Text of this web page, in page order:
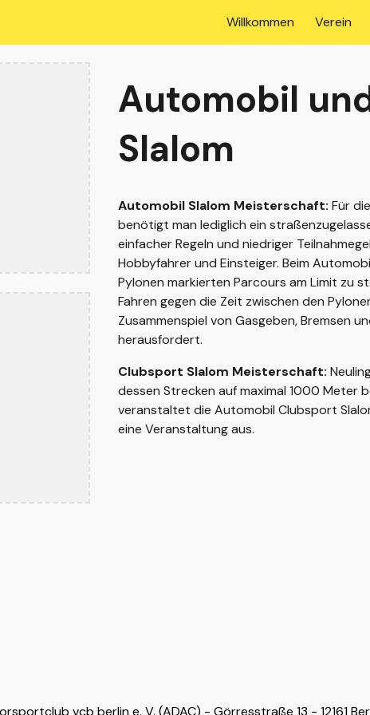
Skip to navigation
Willkommen Verein
Automobil
Slalom
Automobil Slalom Meisterschaft:Für
benötigt man lediglich ein
einfacher Regeln und niedriger
Hobbyfahrer und Einsteiger. Beim
Pylonen markierten Parcours am Limit zu
Fahren gegen die Zeit zwischen den
Zusammenspiel von Gasgeben, Bremsen
herausfordert.
Clubsport Slalom Meisterschaft:
dessen Strecken auf maximal 1000 Meter
veranstaltet die Automobil Clubsport
eine Veranstaltung aus.
vcb berlin e. V. (ADAC) - Görresstraße 13 - 12161